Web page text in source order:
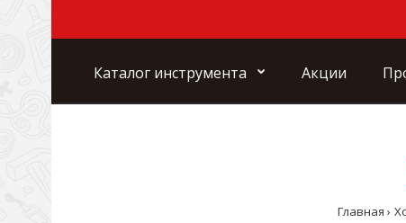
Каталог инструмента Акции
Главная